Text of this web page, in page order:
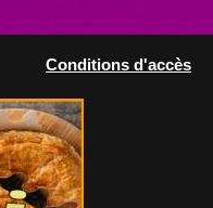
Conditions d'accès